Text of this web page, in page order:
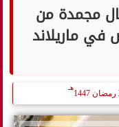
مجمدة من
في ماريلاند
هـ